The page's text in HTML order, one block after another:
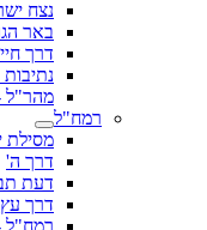
נצח
באר
דרך
מהר"ל
רמח"ל
מסילת
דרך ה'
דעת
דרך עץ
רמח"ל